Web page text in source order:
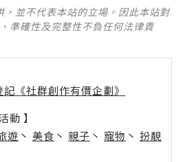
，並不代表本站的立場。因此本站對
準確性及完整性不負任何法律責
記《社群創作有價企劃》
動 】
遊 丶 美食 丶 親子 丶 寵物 丶 扮靚